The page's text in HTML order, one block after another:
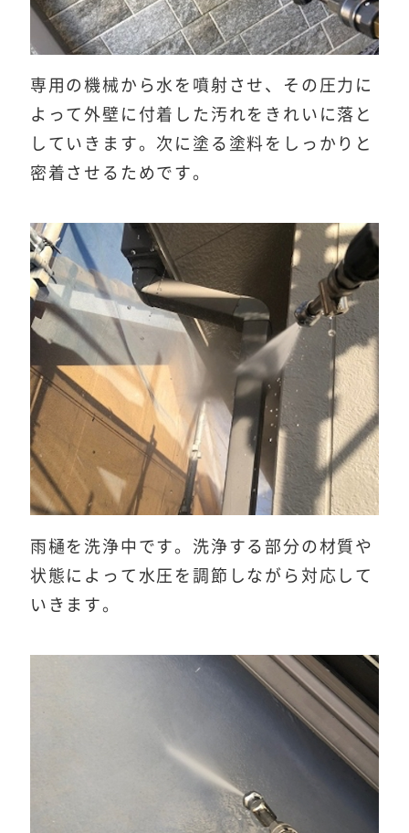
専用の機械から水を噴射させ、その圧力に
よって外壁に付着した汚れをきれいに落と
していきます。次に塗る塗料をしっかりと
密着させるためです。
雨樋を洗浄中です。洗浄する部分の材質や
状態によって水圧を調節しながら対応して
いきます。